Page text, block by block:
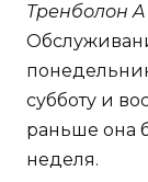
Тренболон A
субботу и
раньше она
неделя.